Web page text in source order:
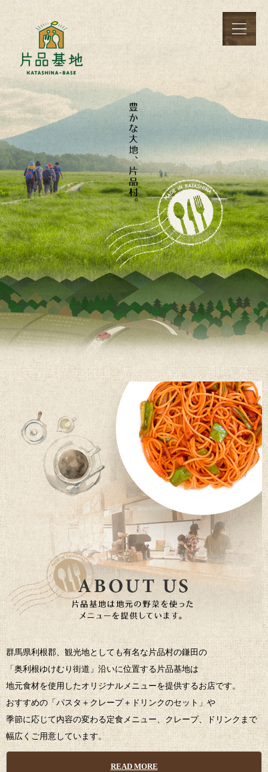
群馬県利根郡、観光地としても有名な片品村の鎌田の
「奥利根ゆけむり街道」沿いに位置する片品基地は
地元食材を使用したオリジナルメニューを提供するお店です。
おすすめの「パスタ＋クレープ＋ドリンクのセット」や
季節に応じて内容の変わる定食メニュー、クレープ、ドリンクまで
幅広くご用意しています。
READ MORE